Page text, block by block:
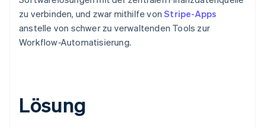
zu verbinden, und zwar mithilfe vonStripe-Apps
anstelle von schwer zu verwaltenden Tools zur
Workflow-Automatisierung.
Lösung